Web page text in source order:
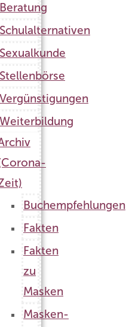
Beratung
Schulalternativen
Sexualkunde
Stellenbörse
Vergünstigungen
Weiterbildung
Buchempfehlungen
Fakten
Fakten
zu
Masken
Masken-